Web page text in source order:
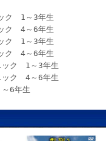
ク 1～3年生
ク 4～6年生
ク 1～3年生
ク 4～6年生
ック 1～3年生
ック 4～6年生
6年生